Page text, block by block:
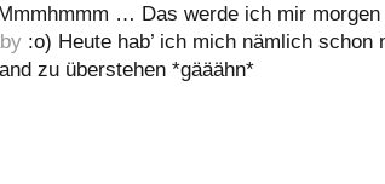
… Das werde ich mir morgen
:o) Heute hab’ ich mich nämlich
zu überstehen *gääähn*